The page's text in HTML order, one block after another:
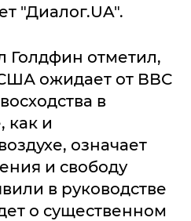
"Диалог.UA".
Голдфин отметил,
ожидает от ВВС
в
как и
означает
и свободу
в руководстве
о существенном